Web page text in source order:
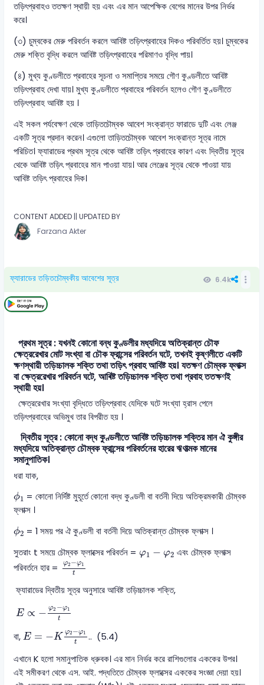
তড়িৎপ্রবাহও ততক্ষণ স্থায়ী হয় এবং এর মান আপেক্ষিক বেগের মানের উপর নির্ভর
করে।
(৩) চুম্বকের মেরু পরিবর্তন করলে আবিষ্ট তড়িৎপ্রবাহের দিকও পরিবর্তিত হয়। চুম্বকের
মেরু শক্তি বৃদ্ধি করলে আবিষ্ট তড়িৎপ্রবাহের পরিমাণও বৃদ্ধি পায়।
(৪) মুখ্য কুণ্ডলীতে প্রবাহের সূচনা ও সমাপ্তির সময়ে গৌণ কুণ্ডলীতে আবিষ্ট
তড়িৎপ্রবাহ দেখা যায়। মুখ্য কুণ্ডলীতে প্রবাহের পরিবর্তন হলেও গৌণ কুণ্ডলীতে
তড়িৎপ্রবাহ আবিষ্ট হয় ।
এই সকল পর্যবেক্ষণ থেকে তাড়িতচৌম্বক আবেশ সংক্রান্ত ফারাডে দুটি এবং লেঞ্জ
একটি সূত্র প্রদান করেন। এগুলো তাড়িতচৌম্বক আবেশ সংক্রান্ত সূত্র নামে
পরিচিত। ফ্যারাডের প্রথম সূত্র থেকে আবিষ্ট তড়িৎ প্রবাহের কারণ এবং দ্বিতীয় সূত্র
থেকে আবিষ্ট তড়িৎ প্রবাহের মান পাওয়া যায়। আর লেঞ্জের সূত্র থেকে পাওয়া যায়
আবিষ্ট তড়িৎ প্রবাহের দিক।
CONTENT ADDED || UPDATED BY
Farzana Akter
ফ্যারাডের তড়িতচৌম্বকীয় আবেশের সূত্র 6.4k
প্রথম সূত্র : যখনই কোনো বন্ধ কুণ্ডলীর মধ্যদিয়ে অতিক্রান্ত চৌফ
ক্ষেত্ররেখার মোট সংখ্যা বা চৌক ফ্রান্সের পরিবর্তন ঘটে, তখনই কৃষ্ণলীতে একটি
ক্ষণস্থায়ী তড়িচ্চালক শক্তি তথা তড়িৎ প্রবাহ আবিষ্ট হয়। যতক্ষণ চৌম্বক ফ্লাক্স
বা ক্ষেত্ররেখার পরিবর্তন ঘটে, আৰিষ্ট তড়িচ্চালক শক্তি তথা প্রবাহ ততক্ষণই
স্থায়ী হয়।
ক্ষেত্ররেখার সংখ্যা বৃদ্ধিতে তড়িৎপ্রবাহ যেদিকে ঘটে সংখ্যা হ্রাস পেলে
তড়িৎপ্রবাহের অভিমুখ তার বিপরীত হয় ।
দ্বিতীয় সূত্র : কোনো বদ্ধ কুণ্ডলীতে আবিষ্ট তড়িচ্চালক শক্তির মান ঐ কুঙ্গীর
মধ্যদিয়ে অতিক্রান্ত চৌম্বক ফ্রান্সের পরিবর্তনের হারের ঋণাত্মক মানের
সমানুপাতিক।
ধরা যাক,
ϕ1
ϕ1 = কোনো নির্দিষ্ট মুহূর্তে কোনো বদ্ধ কুণ্ডলী বা বর্তনী দিয়ে অতিক্রমকারী চৌম্বক
ফ্লাক্স ।
ϕ2
ϕ2 = 1 সময় পর ঐ কুণ্ডলী বা বর্তনী দিয়ে অতিক্রান্ত চৌম্বক ফ্লাক্স ।
সুতরাং t সময়ে চৌম্বক ফ্লাক্সের পরিবর্তন = φ1 − φ2
φ1 -φ 2
এবং চৌম্বক ফ্লাক্স
পরিবর্তনে হার =
φ2 −φ1
t
φ2-φ 1t
ফ্যারাডের দ্বিতীয় সূত্র অনুসারে আবিষ্ট তড়িচ্চালক শক্তি,
E ∝ − φ2 −φ1
t
E∝ 2-φ1t
বা,E = −K
φ2 −φ1
t
E= 2-φ1t
.. (5.4)
এখানে K হলো সমানুপাতিক ধ্রুবক। এর মান নির্ভর করে রাশিগুলোর এককের উপর।
এই সমীকরণ থেকে এস. আই. পদ্ধতিতে চৌম্বক ফ্লাক্সের এককের সংজ্ঞা দেয়া হয়।